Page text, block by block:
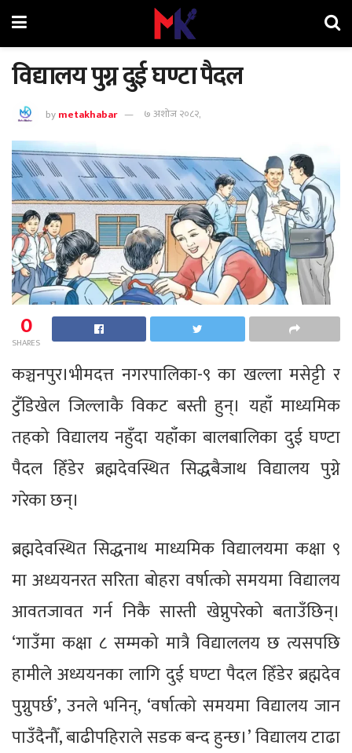
विद्यालय पुग्न दुई घण्टा पैदल
bymetakhabar ७ अशोज २०८२,
0
SHARES
कञ्चनपुर।भीमदत्त नगरपालिका-९ का खल्ला मसेट्टी र
टुँडिखेल जिल्लाकै विकट बस्ती हुन्। यहाँ माध्यमिक
तहको विद्यालय नहुँदा यहाँका बालबालिका दुई घण्टा
पैदल हिँडेर ब्रह्मदेवस्थित सिद्धबैजाथ विद्यालय पुग्ने
गरेका छन्।
ब्रह्मदेवस्थित सिद्धनाथ माध्यमिक विद्यालयमा कक्षा ९
मा अध्ययनरत सरिता बोहरा वर्षात्को समयमा विद्यालय
आवतजावत गर्न निकै सास्ती खेप्नुपरेको बताउँछिन्।
‘गाउँमा कक्षा ८ सम्मको मात्रै विद्याललय छ त्यसपछि
हामीले अध्ययनका लागि दुई घण्टा पैदल हिँडेर ब्रह्मदेव
पुग्नुपर्छ’, उनले भनिन्, ‘वर्षात्को समयमा विद्यालय जान
पाउँदैनौँ, बाढीपहिराले सडक बन्द हुन्छ।’ विद्यालय टाढा